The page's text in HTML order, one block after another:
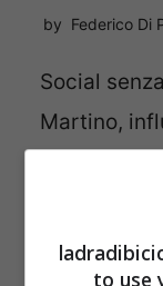
by Federico Di
Social
Martino,
Stefano.
to use